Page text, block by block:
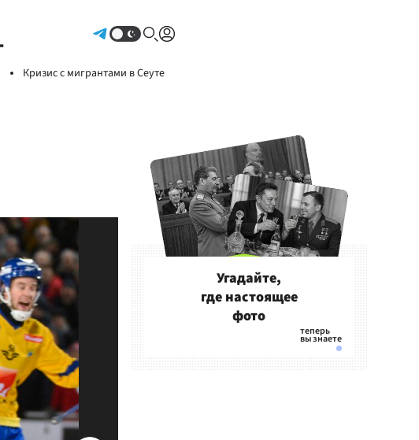
Кризис с мигрантами в Сеуте
Угадайте,
где настоящее
фото